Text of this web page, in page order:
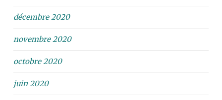
décembre 2020
novembre 2020
octobre 2020
juin 2020